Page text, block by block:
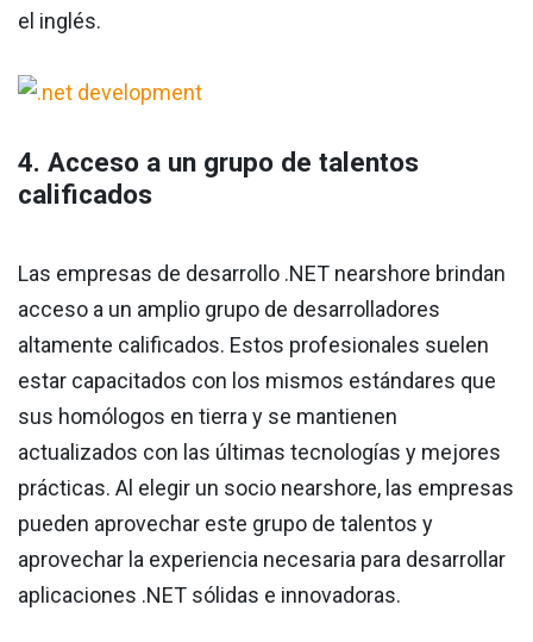
el inglés.
4. Acceso a un grupo de talentos
calificados
Las empresas de desarrollo .NET nearshore brindan
acceso a un amplio grupo de desarrolladores
altamente calificados. Estos profesionales suelen
estar capacitados con los mismos estándares que
sus homólogos en tierra y se mantienen
actualizados con las últimas tecnologías y mejores
prácticas. Al elegir un socio nearshore, las empresas
pueden aprovechar este grupo de talentos y
aprovechar la experiencia necesaria para desarrollar
aplicaciones .NET sólidas e innovadoras.